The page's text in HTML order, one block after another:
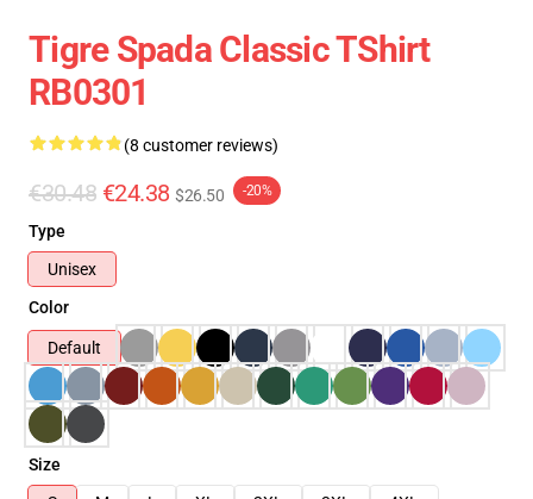
Tigre Spada Classic TShirt
RB0301
(8 customer reviews)
€30.48 €24.38 $26.50 -20%
Type
Unisex
Color
Default
Size